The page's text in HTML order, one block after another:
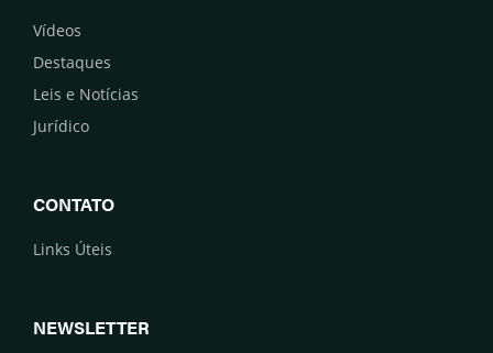
Vídeos
Destaques
Leis e Notícias
Jurídico
CONTATO
Links Úteis
NEWSLETTER